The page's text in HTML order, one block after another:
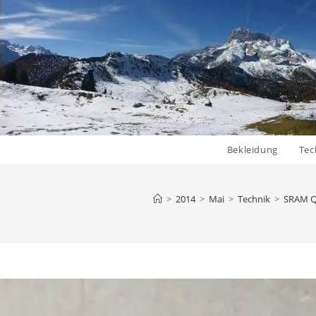
Bekleidung
> 2014 > Mai > Technik > SRAM